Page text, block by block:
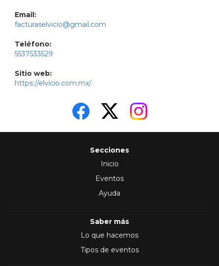
Email:
facturaselvicio@gmail.com
Teléfono:
5537533529
Sitio web:
https://elvicio.com.mx/
Secciones
Inicio
Eventos
Ayuda
Saber más
Lo que hacemos
Tipos de eventos